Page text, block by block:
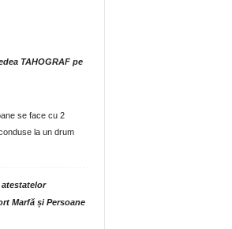
TAHOGRAF pe
se face cu 2
la un drum
Marfă și Persoane